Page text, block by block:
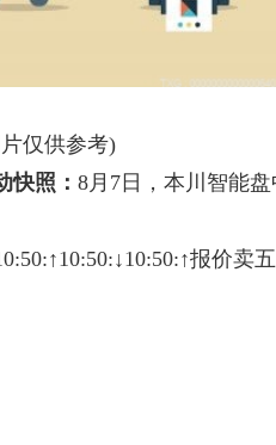
仅供参考)
快照： 8月7日，本川智能
报价卖五